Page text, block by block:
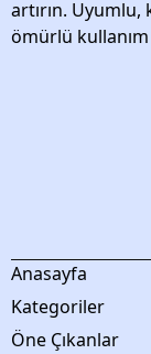
artırın.
ömürlü kullanım
Anasayfa
Kategoriler
Öne Çıkanlar